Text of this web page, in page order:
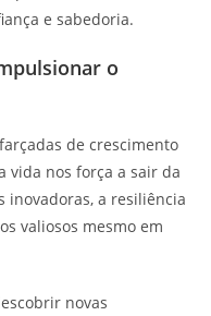
e sabedoria.
o
de crescimento
vida nos força a sair da
inovadoras, a resiliência
valiosos mesmo em
novas